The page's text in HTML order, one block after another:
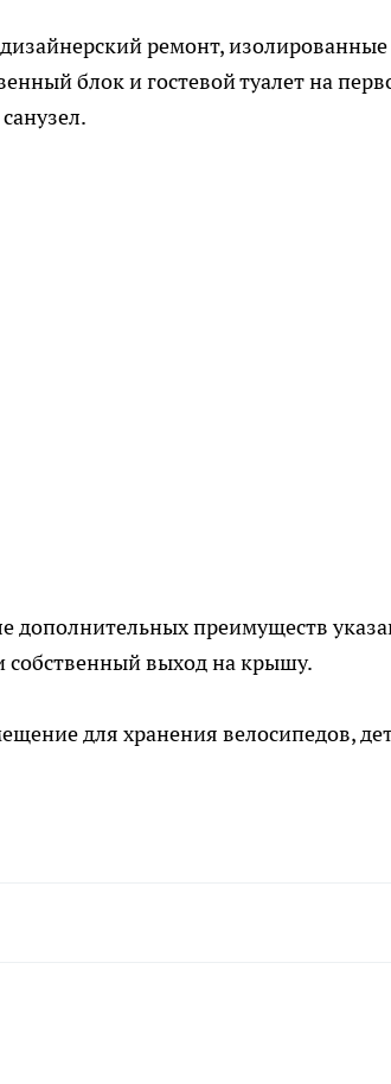
ремонт,
блок и гостевой туалет на
дополнительных преимуществ
собственный выход на крышу.
для хранения велосипедов,